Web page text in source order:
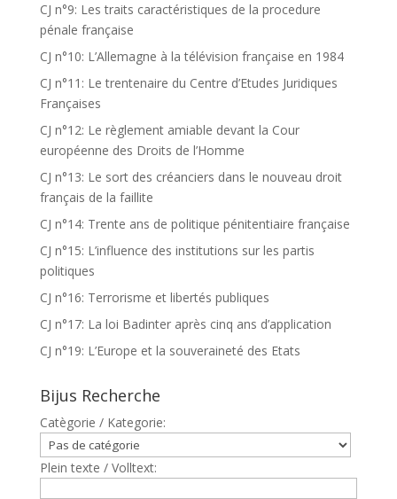
CJ n°9: Les traits caractéristiques de la procedure
pénale française
CJ n°10: L’Allemagne à la télévision française en 1984
CJ n°11: Le trentenaire du Centre d’Etudes Juridiques
Françaises
CJ n°12: Le règlement amiable devant la Cour
européenne des Droits de l’Homme
CJ n°13: Le sort des créanciers dans le nouveau droit
français de la faillite
CJ n°14: Trente ans de politique pénitentiaire française
CJ n°15: L’influence des institutions sur les partis
politiques
CJ n°16: Terrorisme et libertés publiques
CJ n°17: La loi Badinter après cinq ans d’application
CJ n°19: L’Europe et la souveraineté des Etats
Bijus Recherche
Catègorie / Kategorie:
Plein texte / Volltext: